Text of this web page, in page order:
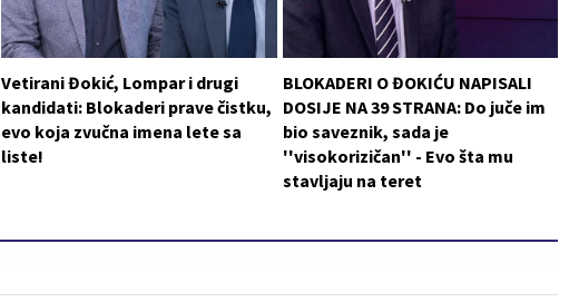
Vetirani Đokić, Lompar i drugi
kandidati: Blokaderi prave čistku,
evo koja zvučna imena lete sa
liste!
BLOKADERI O ĐOKIĆU NAPISALI
DOSIJE NA 39 STRANA: Do juče im
bio saveznik, sada je
''visokorizičan'' - Evo šta mu
stavljaju na teret